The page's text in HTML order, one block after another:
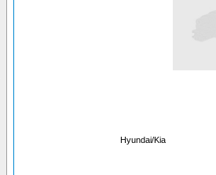
Hyundai/Kia